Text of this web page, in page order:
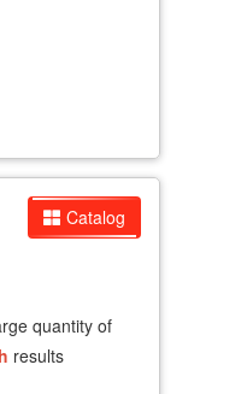
Catalog
quantity of
results